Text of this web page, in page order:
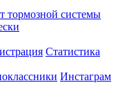
тормозной системы
Статистика
Инстаграм